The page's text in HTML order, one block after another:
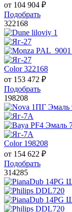
от 104 904 ₽
Подобрать
322168
Color 322168
от 153 472 ₽
Подобрать
198208
Color 198208
от 154 622 ₽
Подобрать
314285